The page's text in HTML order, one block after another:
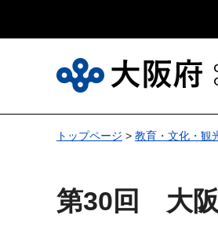
トップページ > 教育・文化・観
第30回 大阪